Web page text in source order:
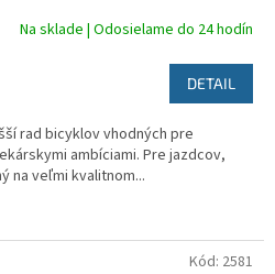
A
R
M
Na sklade | Odosielame do 24 hodín
DETAIL
rad bicyklov vhodných pre
ambíciami. Pre jazdcov,
na veľmi kvalitnom...
Kód: 2581